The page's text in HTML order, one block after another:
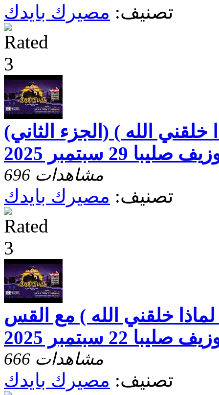
تصنيف: مصيرك بايدك
الله ) (الجزء الثاني)
29 سبتمبر 2025
696 مشاهدات
تصنيف: مصيرك بايدك
خلقني الله ) مع القس
صليبا 22 سبتمبر 2025
666 مشاهدات
تصنيف: مصيرك بايدك